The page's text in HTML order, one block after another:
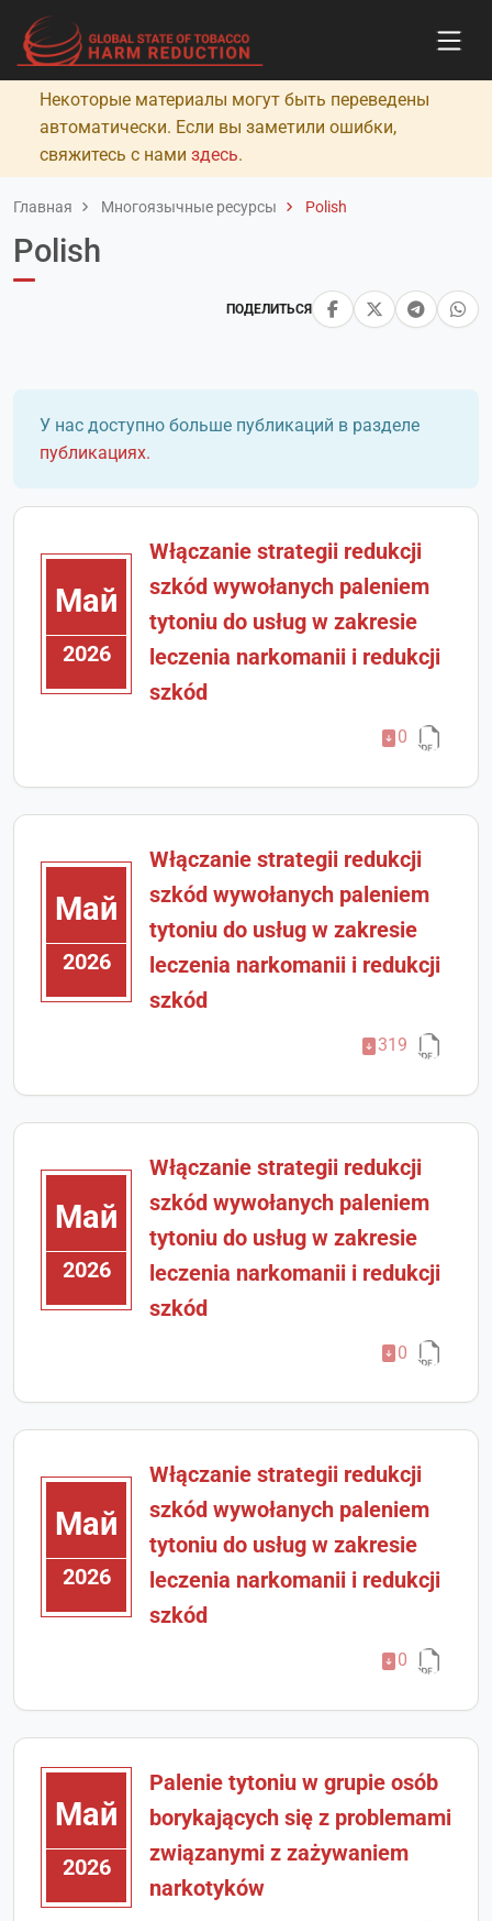
Некоторые материалы могут быть переведены
автоматически. Если вы заметили ошибки,
свяжитесь с нами здесь.
Главная Многоязычные ресурсы Polish
ПОДЕЛИТЬСЯ
Polish
У нас доступно больше публикаций в разделе
публикациях.
Май
2026
Włączanie strategii redukcji
szkód wywołanych paleniem
tytoniu do usług w zakresie
leczenia narkomanii i redukcji
szkód
0
Май
2026
Włączanie strategii redukcji
szkód wywołanych paleniem
tytoniu do usług w zakresie
leczenia narkomanii i redukcji
szkód
319
Май
2026
Włączanie strategii redukcji
szkód wywołanych paleniem
tytoniu do usług w zakresie
leczenia narkomanii i redukcji
szkód
0
Май
2026
Włączanie strategii redukcji
szkód wywołanych paleniem
tytoniu do usług w zakresie
leczenia narkomanii i redukcji
szkód
0
Май
2026
Palenie tytoniu w grupie osób
borykających się z problemami
związanymi z zażywaniem
narkotyków